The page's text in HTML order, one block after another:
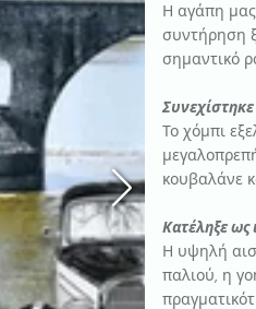
Η αγάπη μας
συντήρηση
σημαντικό
Το χόμπι
κουβαλάνε
Κατέληξε ως
Η υψηλή
παλιού, η